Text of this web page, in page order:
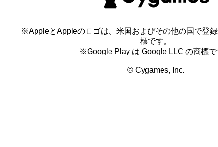
※AppleとAppleのロゴは、米国およびその他の国で登
標です。
※Google Play は Google LLC の商標で
© Cygames, Inc.